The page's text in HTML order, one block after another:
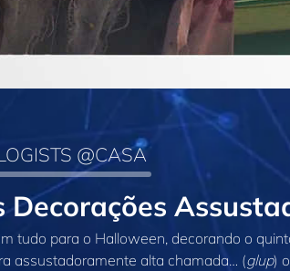
@CASA
Decorações
tudo para o Halloween, decorando o
assustadoramente alta chamada… (glup)